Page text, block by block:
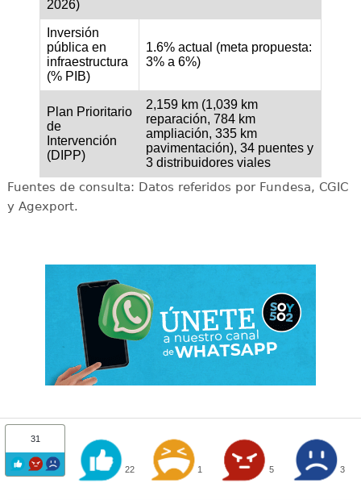
2026)
Inversión
pública en
infraestructura
(% PIB)
1.6% actual (meta propuesta:
3% a 6%)
Plan Prioritario
de
Intervención
(DIPP)
2,159 km (1,039 km
reparación, 784 km
ampliación, 335 km
pavimentación), 34 puentes y
3 distribuidores viales
Fuentes de consulta: Datos referidos por Fundesa, CGIC
y Agexport.
31
22 1 5 3